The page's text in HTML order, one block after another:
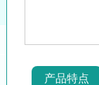
产品特点